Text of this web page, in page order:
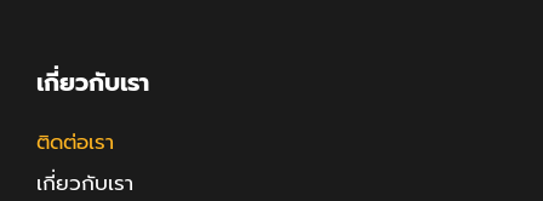
เกี่ยวกับเรา
ติดต่อเรา
เกี่ยวกับเรา